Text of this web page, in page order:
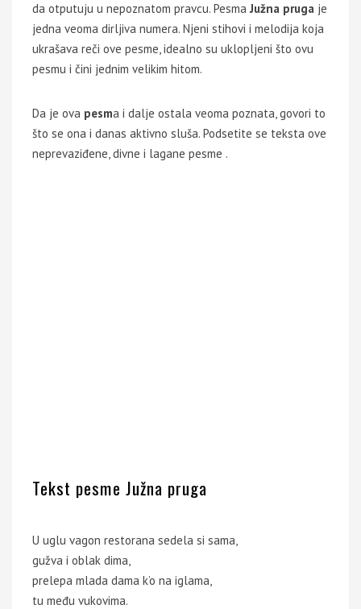
da otputuju u nepoznatom pravcu. PesmaJužna pruga je
jedna veoma dirljiva numera. Njeni stihovi i melodija koja
ukrašava reči ove pesme, idealno su uklopljeni što ovu
pesmu i čini jednim velikim hitom.
Da je ova pesma i dalje ostala veoma poznata, govori to
što se ona i danas aktivno sluša. Podsetite se teksta ove
neprevaziđene, divne i lagane pesme .
Tekst pesme Južna pruga
U uglu vagon restorana sedela si sama,
gužva i oblak dima,
prelepa mlada dama k’o na iglama,
tu među vukovima.